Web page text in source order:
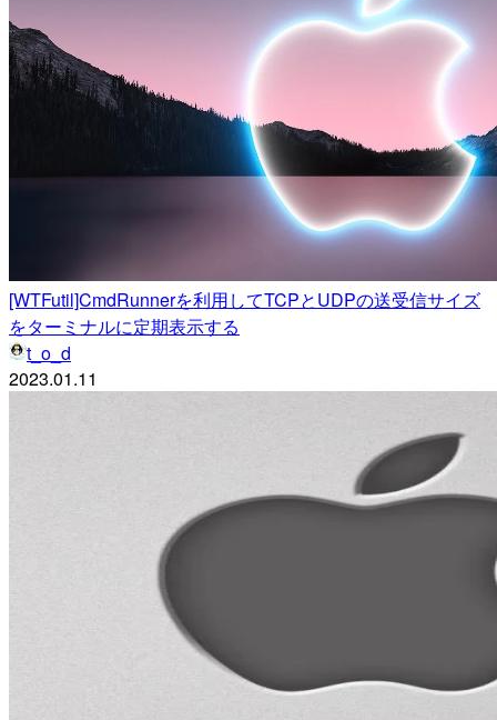
[WTFutil]CmdRunnerを利用してTCPとUDPの送受信サイズ
をターミナルに定期表示する
t_o_d
2023.01.11